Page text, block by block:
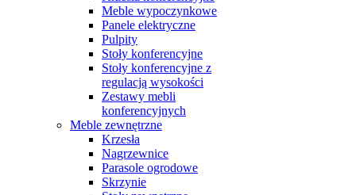
Meble wypoczynkowe
Panele elektryczne
Pulpity
Stoły konferencyjne
Stoły konferencyjne z
regulacją wysokości
Zestawy mebli
konferencyjnych
Meble zewnętrzne
Krzesła
Nagrzewnice
Parasole ogrodowe
Skrzynie